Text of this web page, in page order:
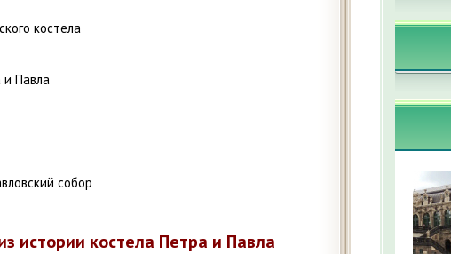
костела
Павла
собор
истории костела Петра и Павла